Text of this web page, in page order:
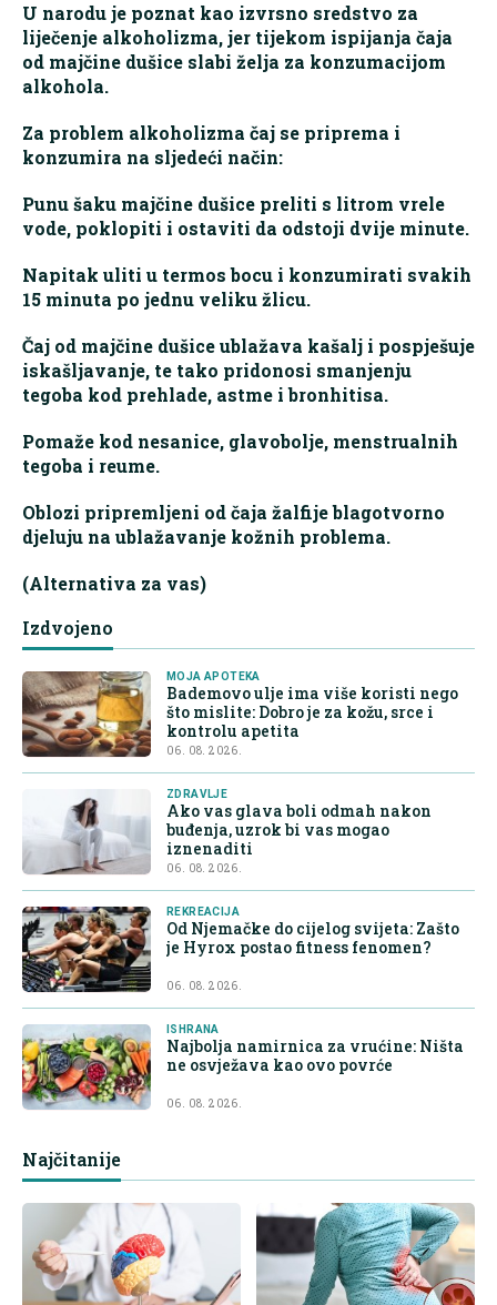
U narodu je poznat kao izvrsno sredstvo za
liječenje alkoholizma, jer tijekom ispijanja čaja
od majčine dušice slabi želja za konzumacijom
alkohola.
Za problem alkoholizma čaj se priprema i
konzumira na sljedeći način:
Punu šaku majčine dušice preliti s litrom vrele
vode, poklopiti i ostaviti da odstoji dvije minute.
Napitak uliti u termos bocu i konzumirati svakih
15 minuta po jednu veliku žlicu.
Čaj od majčine dušice ublažava kašalj i pospješuje
iskašljavanje, te tako pridonosi smanjenju
tegoba kod prehlade, astme i bronhitisa.
Pomaže kod nesanice, glavobolje, menstrualnih
tegoba i reume.
Oblozi pripremljeni od čaja žalfije blagotvorno
djeluju na ublažavanje kožnih problema.
(Alternativa za vas)
Izdvojeno
MOJA APOTEKA
Bademovo ulje ima više koristi nego
što mislite: Dobro je za kožu, srce i
kontrolu apetita
06. 08. 2026.
ZDRAVLJE
Ako vas glava boli odmah nakon
buđenja, uzrok bi vas mogao
iznenaditi
06. 08. 2026.
REKREACIJA
Od Njemačke do cijelog svijeta: Zašto
je Hyrox postao fitness fenomen?
06. 08. 2026.
ISHRANA
Najbolja namirnica za vrućine: Ništa
ne osvježava kao ovo povrće
06. 08. 2026.
Najčitanije